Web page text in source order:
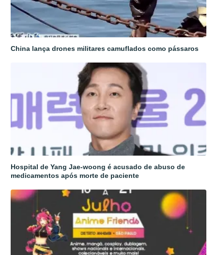
China lança drones militares camuflados como pássaros
Hospital de Yang Jae-woong é acusado de abuso de
medicamentos após morte de paciente